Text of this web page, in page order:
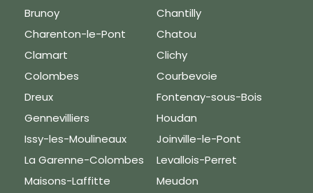
Brunoy
Chantilly
Charenton-le-Pont
Chatou
Clamart
Clichy
Colombes
Courbevoie
Dreux
Fontenay-sous-Bois
Gennevilliers
Houdan
Issy-les-Moulineaux
Joinville-le-Pont
La Garenne-Colombes
Levallois-Perret
Maisons-Laffitte
Meudon